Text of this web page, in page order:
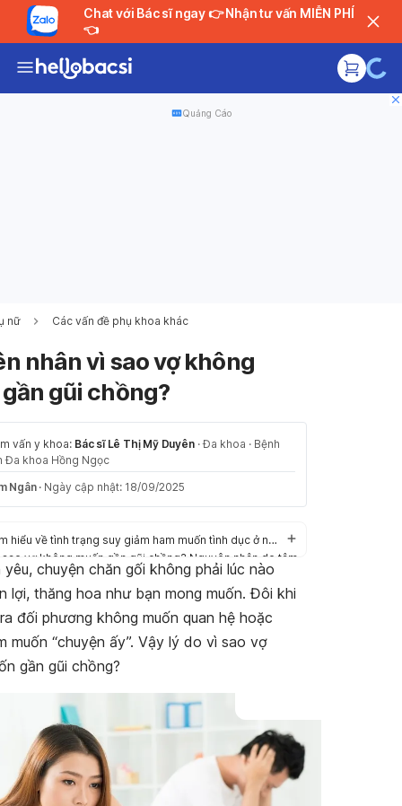
Chat với Bác sĩ ngay 👉 Nhận tư vấn MIỄN PHÍ
👈
Quảng Cáo
nữ Các vấn đề phụ khoa khác
nhân vì sao vợ không
gũi chồng?
vấn y khoa: Bác sĩ Lê Thị Mỹ Duyên ·Đa khoa · Bệnh
Đa khoa Hồng Ngọc
Ngân · Ngày cập nhật: 18/09/2025
Tìm hiểu về tình trạng suy giảm ham muốn tình dục ở nữ giới
sao vợ không muốn gần gũi chồng? Nguyên nhân do tâm
sao vợ không muốn gần gũi chồng? Nguyên nhân do sức
không ham muốn phải làm sao?
yêu, chuyện chăn gối không phải lúc nào
lợi, thăng hoa như bạn mong muốn. Đôi khi
đối phương không muốn quan hệ hoặc
muốn “chuyện ấy”. Vậy lý do vì sao vợ
gần gũi chồng?